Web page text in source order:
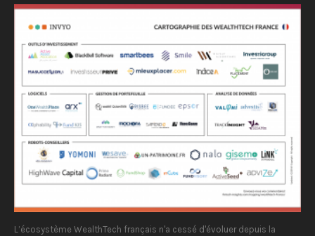
L’écosystème WealthTech français n'a cessé d'évoluer depuis la